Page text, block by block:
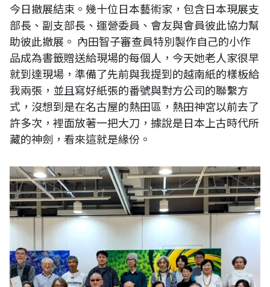
今日撤展結束。幾十位日本藝術家，包含日本現展支
部長、副支部長、運營委員、會友與會員彼此協力幫
助彼此撤展。 內田智子審查員特別製作自己的小作
品成為書籤贈送給現場的每個人，今天她老人家很早
就到達現場，準備了先前與我提到的越南紙的樣板給
我兩張，並且寫好紙張的番號與對方公司的聯繫方
式，沒想到是在名古屋的熱田區，熱田神宮以前去了
許多次，裡面放著一把大刀，據說是日本上古時代所
藏的神劍，看來這就是緣份。